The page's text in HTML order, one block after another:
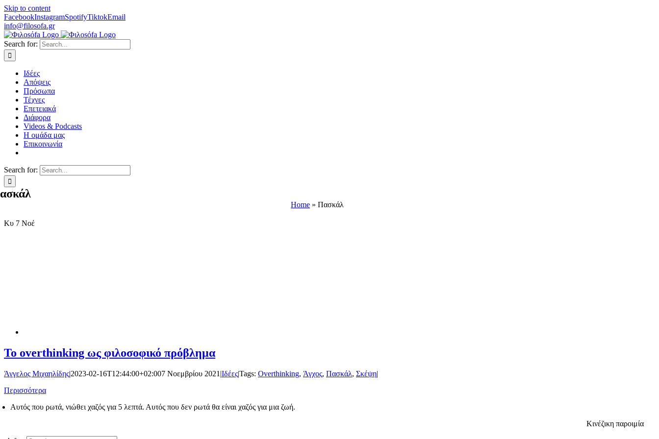
Skip to content
FacebookInstagramSpotifyTiktokEmail
info@filosofa.gr
Search for:
Ιδέες
Απόψεις
Πρόσωπα
Τέχνες
Επετειακά
Διάφορα
Videos & Podcasts
Η ομάδα μας
Επικοινωνία
Search for:
Home »Πασκάλ
Κυ 7 Νοέ
Το overthinking ως φιλοσοφικό πρόβλημα
Άγγελος Μιχαηλίδης|2023-02-16T12:44:00+02:007 Νοεμβρίου 2021 |Ιδέες|Tags: Overthinking, Άγχος, Πασκάλ, Σκέψη|
Περισσότερα
Αυτός που ρωτά, νιώθει χαζός για 5 λεπτά. Αυτός που δεν ρωτά θα είναι χαζός για μια ζωή.
Κινέζικη παροιμία